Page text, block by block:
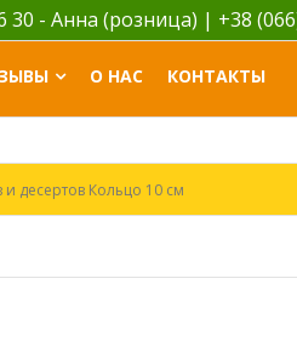
30 - Анна (розница) | +38
О НАС КОНТАКТЫ
десертов Кольцо 10 см